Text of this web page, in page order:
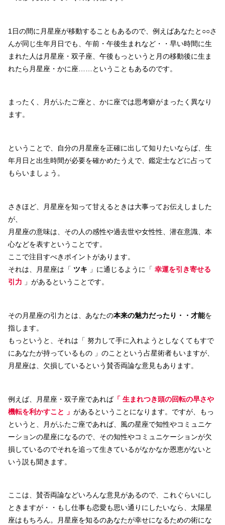
1日の間に月星座が移動することもあるので、例えばあなたと○○さ
んが同じ生年月日でも、午前・午後生まれなど・・早い時間に生
まれた人は月星座・双子座、午後もっというと月の移動後に生ま
れたら月星座・かに座……ということもあるのです。
まったく、月がふたご座と、かに座では思考癖がまったく異なり
ます。
ということで、自分の月星座を正確に出して知りたいならば、生
年月日と出生時間が必要を確かめたうえで、鑑定士などに占って
もらいましょう。
さきほど、月星座を知って甘えるときは大事ってお伝えしました
が、
月星座の意味は、その人の感性や過去世や女性性、潜在意識、本
心などを表すということです。
ここで注目すべきポイントがあります。
それは、月星座は「 ツキ 」に通じるように「 幸運を引き寄せる
引力 」があるということです。
その月星座の引力とは、あなたの本来の魅力だったり・・ 才能を
指します。
もっというと、それは「 努力して手に入れようとしなくてもすで
にあなたが持っているもの 」のことという占星術者もいますが、
月星座は、欠損しているという賛否両論な意見もあります。
例えば、月星座・双子座であれば「 生まれつき頭の回転の早さや
機転を利かすこと 」 があるということになります。ですが、もっ
というと、月がふたご座であれば、風の星座で知性やコミュニケ
ーションの星座になるので、その知性やコミュニケーションが欠
損しているのでそれを追って生きているがなかなか恩恵がないと
いう説も聞きます。
ここは、賛否両論などいろんな意見があるので、これぐらいにし
ときますが・・もし仕事も恋愛も思い通りにしたいなら、太陽星
座はもちろん。月星座を知るのあなたが幸せになるための術にな